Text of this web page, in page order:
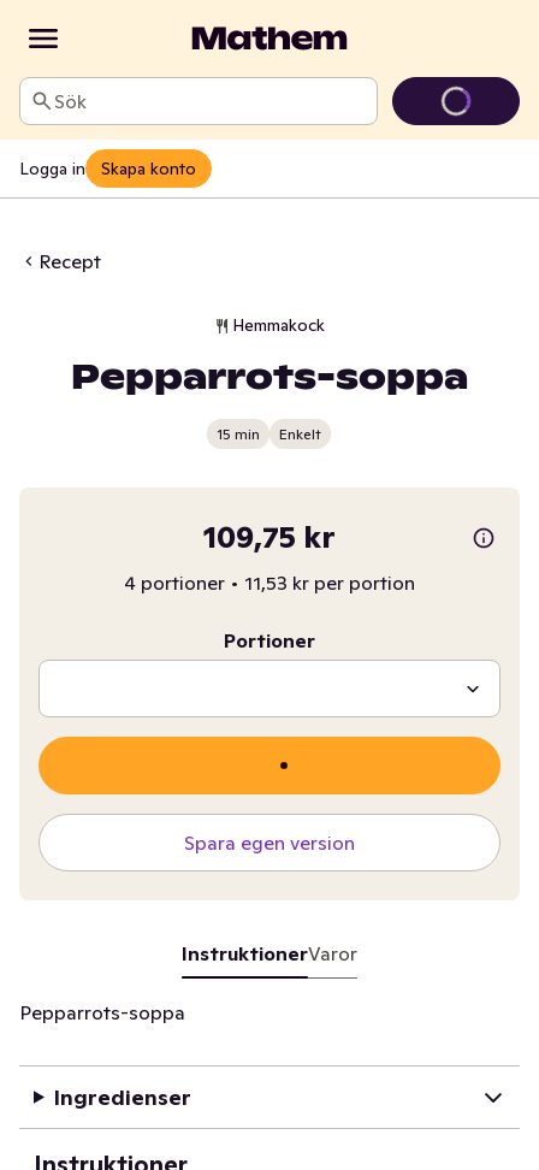
Sök
Logga in Skapa konto
Recept
Hemmakock
Pepparrots-soppa
15 min Enkelt
109,75 kr
4 portioner • 11,53 kr per portion
Portioner
Spara egen version
InstruktionerVaror
Pepparrots-soppa
Ingredienser